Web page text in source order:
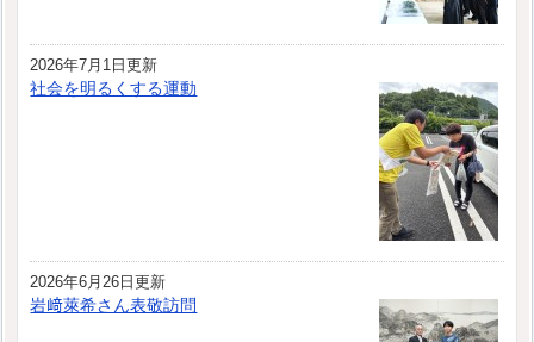
2026年7月1日更新
社会を明るくする運動
2026年6月26日更新
岩﨑萊希さん表敬訪問